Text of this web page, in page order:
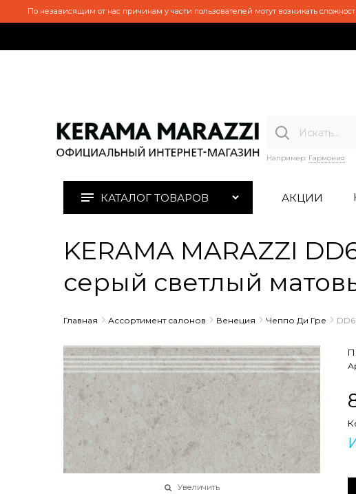
По независящим от нас причинам у части пользователей могут возникать
Например: Гармония
КАТАЛОГ ТОВАРОВ АКЦИИ
KERAMA MARAZZI
серый светлый
Главная Ассортимент салонов Венеция Чеппо Ди Гре
Увеличить